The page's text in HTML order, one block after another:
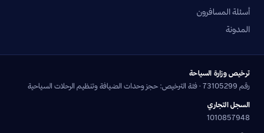
أسئلة المسافرون
المدونة
ترخيص وزارة السياحة
رقم 73105299 · فئة الترخيص: حجز وحدات الضيافة وتنظيم الرحلات السياحية
السجل التجاري
1010857948